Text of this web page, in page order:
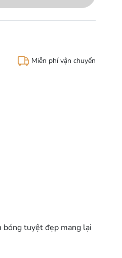
Miễn phí vận chuyển
bóng tuyệt đẹp mang lại